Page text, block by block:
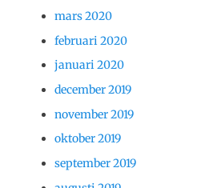
mars 2020
februari 2020
januari 2020
december 2019
november 2019
oktober 2019
september 2019